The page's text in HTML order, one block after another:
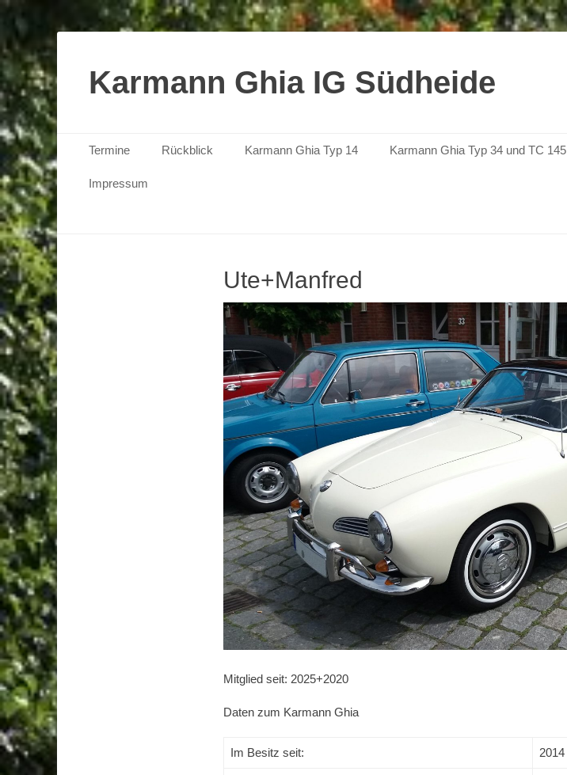
Karmann Ghia IG Südheide
Primäres Menü
Inhalt
springen
Termine Rückblick Karmann Ghia Typ 14 Karmann Ghia Typ 34 und TC 145
Impressum
Ute+Manfred
Mitglied seit: 2025+2020
Daten zum Karmann Ghia
Im Besitz seit: 2014